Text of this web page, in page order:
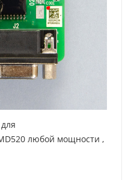
любой мощности ,